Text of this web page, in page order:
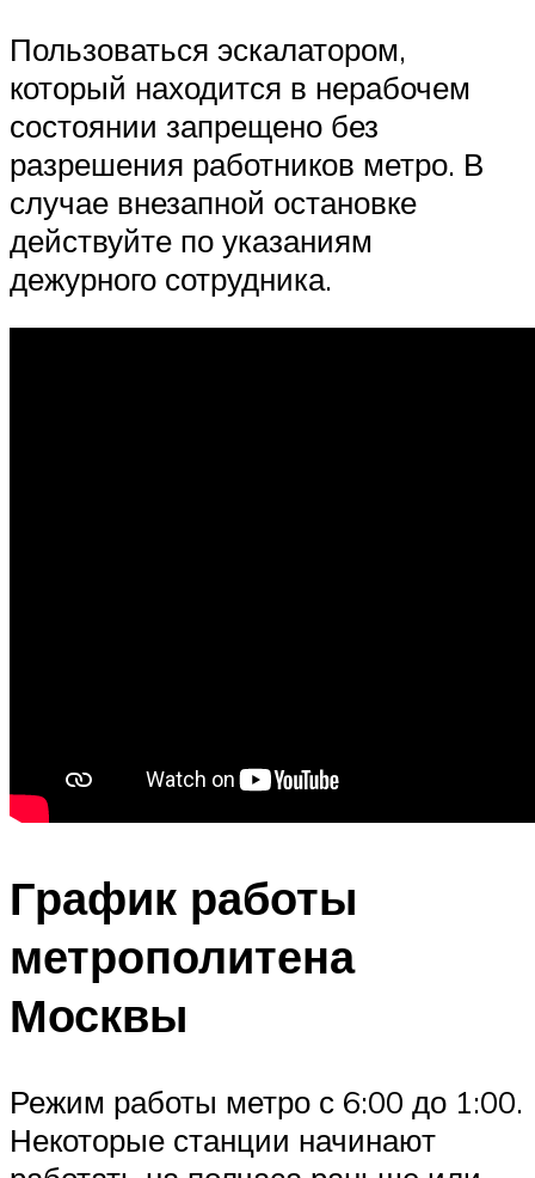
Пользоваться эскалатором,
который находится в нерабочем
состоянии запрещено без
разрешения работников метро. В
случае внезапной остановке
действуйте по указаниям
дежурного сотрудника.
График работы
метрополитена
Москвы
Режим работы метро с 6:00 до 1:00.
Некоторые станции начинают